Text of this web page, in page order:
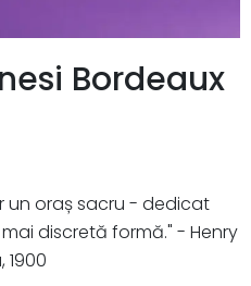
Bordeaux
un oraș sacru - dedicat
discretă formă." - Henry
1900